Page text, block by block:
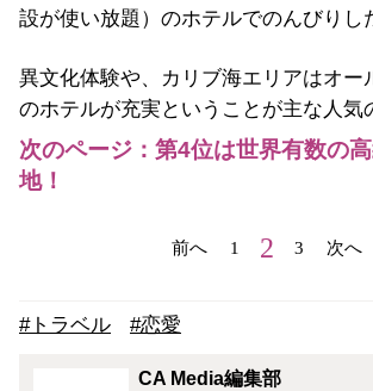
設が使い放題）のホテルでのんびりし
異文化体験や、カリブ海エリアはオー
のホテルが充実ということが主な人気
次のページ：第4位は世界有数の
地！
前へ 1 2 3 次へ
#トラベル #恋愛
CA Media編集部